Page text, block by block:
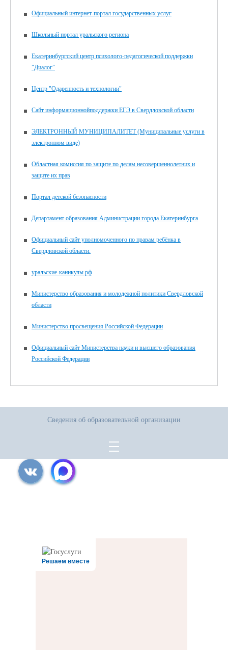
Официальный интернет-портал государственных услуг
Школьный портал уральского региона
Екатеринбургский центр психолого-педагогической поддержки
"Диалог"
Центр "Одаренность и технологии"
Сайт информационнойподдержки ЕГЭ в Свердловской области
ЭЛЕКТРОННЫЙ МУНИЦИПАЛИТЕТ (Муниципальные услуги в
электронном виде)
Областная комиссия по защите по делам несовершеннолетних и
защите их прав
Портал детской безопасности
Департамент образования Администрации города Екатеринбурга
Официальный сайт уполномоченного по правам ребёнка в
Свердловской области.
уральские-каникулы.рф
Министерство образования и молодежной политики Свердловской
области
Министерство просвещения Российской Федерации
Официальный сайт Министерства науки и высшего образования
Российской Федерации
Сведения об образовательной организации
Решаем вместе